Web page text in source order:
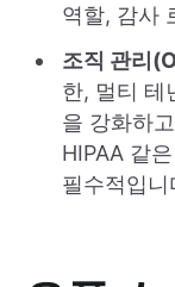
역할, 감사
조직 관리
한, 멀티 테
을 강화하
HIPAA 같
필수적입니